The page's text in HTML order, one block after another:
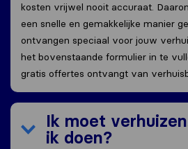
kosten vrijwel nooit accuraat.
een snelle en gemakkelijke manier
ontvangen speciaal voor jouw
het bovenstaande formulier in te
gratis offertes ontvangt van
Ik moet
ik doen?